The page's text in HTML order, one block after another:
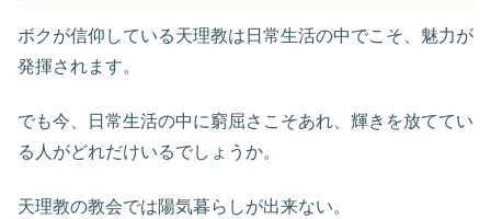
ボクが信仰している天理教は日常生活の中でこそ、魅力が
発揮されます。
でも今、日常生活の中に窮屈さこそあれ、輝きを放ててい
る人がどれだけいるでしょうか。
天理教の教会では陽気暮らしが出来ない。